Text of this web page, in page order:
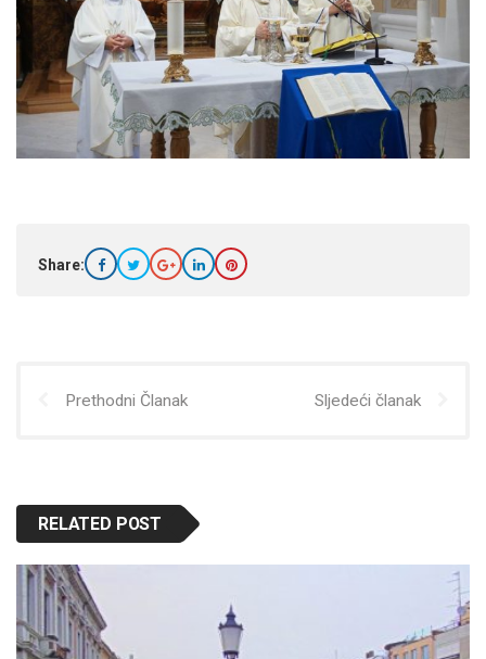
Share:
Prethodni Članak Sljedeći članak
RELATED POST